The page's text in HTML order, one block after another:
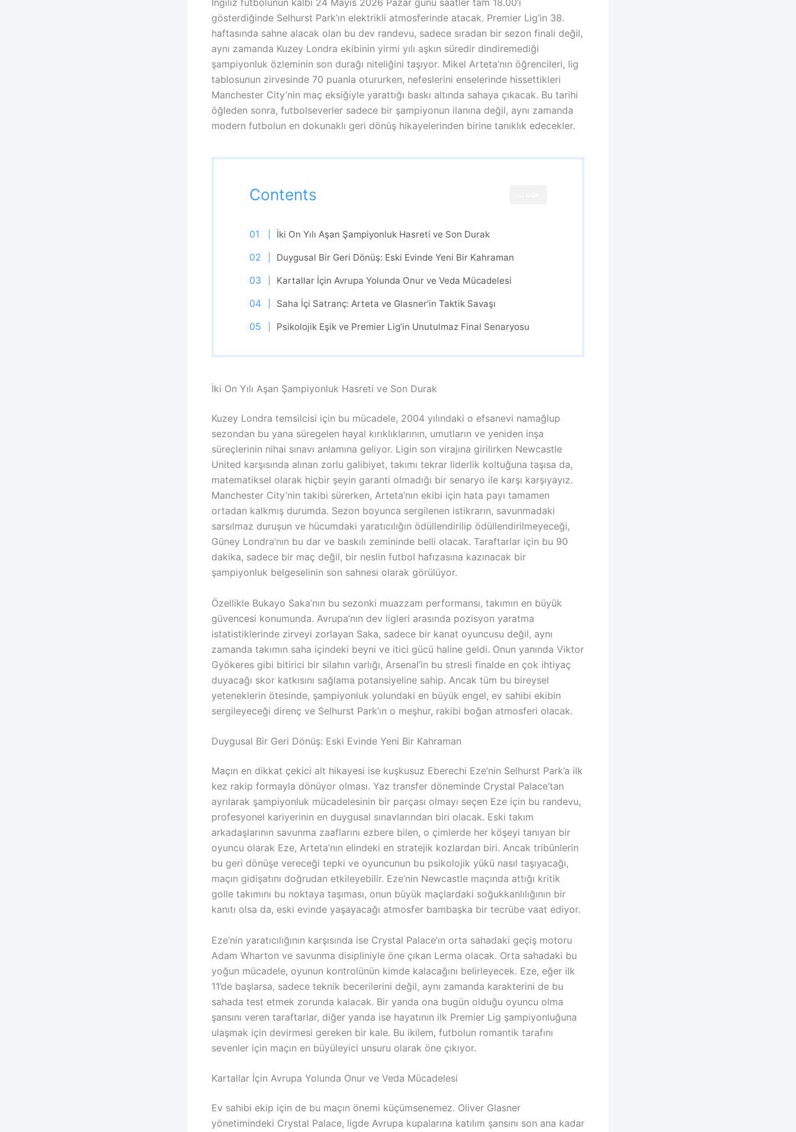
İngiliz futbolunun kalbi 24 Mayıs 2026 Pazar günü saatler tam 18.00’i
gösterdiğinde Selhurst Park’ın elektrikli atmosferinde atacak. Premier Lig’in 38.
haftasında sahne alacak olan bu dev randevu, sadece sıradan bir sezon finali değil,
aynı zamanda Kuzey Londra ekibinin yirmi yılı aşkın süredir dindiremediği
şampiyonluk özleminin son durağı niteliğini taşıyor. Mikel Arteta’nın öğrencileri, lig
tablosunun zirvesinde 70 puanla otururken, nefeslerini enselerinde hissettikleri
Manchester City’nin maç eksiğiyle yarattığı baskı altında sahaya çıkacak. Bu tarihi
öğleden sonra, futbolseverler sadece bir şampiyonun ilanına değil, aynı zamanda
modern futbolun en dokunaklı geri dönüş hikayelerinden birine tanıklık edecekler.
Contents
İki On Yılı Aşan Şampiyonluk Hasreti ve Son Durak
Duygusal Bir Geri Dönüş: Eski Evinde Yeni Bir Kahraman
Kartallar İçin Avrupa Yolunda Onur ve Veda Mücadelesi
Saha İçi Satranç: Arteta ve Glasner’in Taktik Savaşı
Psikolojik Eşik ve Premier Lig’in Unutulmaz Final Senaryosu
İki On Yılı Aşan Şampiyonluk Hasreti ve Son Durak
Kuzey Londra temsilcisi için bu mücadele, 2004 yılındaki o efsanevi namağlup
sezondan bu yana süregelen hayal kırıklıklarının, umutların ve yeniden inşa
süreçlerinin nihai sınavı anlamına geliyor. Ligin son virajına girilirken Newcastle
United karşısında alınan zorlu galibiyet, takımı tekrar liderlik koltuğuna taşısa da,
matematiksel olarak hiçbir şeyin garanti olmadığı bir senaryo ile karşı karşıyayız.
Manchester City’nin takibi sürerken, Arteta’nın ekibi için hata payı tamamen
ortadan kalkmış durumda. Sezon boyunca sergilenen istikrarın, savunmadaki
sarsılmaz duruşun ve hücumdaki yaratıcılığın ödüllendirilip ödüllendirilmeyeceği,
Güney Londra’nın bu dar ve baskılı zemininde belli olacak. Taraftarlar için bu 90
dakika, sadece bir maç değil, bir neslin futbol hafızasına kazınacak bir
şampiyonluk belgeselinin son sahnesi olarak görülüyor.
Özellikle Bukayo Saka’nın bu sezonki muazzam performansı, takımın en büyük
güvencesi konumunda. Avrupa’nın dev ligleri arasında pozisyon yaratma
istatistiklerinde zirveyi zorlayan Saka, sadece bir kanat oyuncusu değil, aynı
zamanda takımın saha içindeki beyni ve itici gücü haline geldi. Onun yanında Viktor
Gyökeres gibi bitirici bir silahın varlığı, Arsenal’in bu stresli finalde en çok ihtiyaç
duyacağı skor katkısını sağlama potansiyeline sahip. Ancak tüm bu bireysel
yeteneklerin ötesinde, şampiyonluk yolundaki en büyük engel, ev sahibi ekibin
sergileyeceği direnç ve Selhurst Park’ın o meşhur, rakibi boğan atmosferi olacak.
Duygusal Bir Geri Dönüş: Eski Evinde Yeni Bir Kahraman
Maçın en dikkat çekici alt hikayesi ise kuşkusuz Eberechi Eze’nin Selhurst Park’a ilk
kez rakip formayla dönüyor olması. Yaz transfer döneminde Crystal Palace’tan
ayrılarak şampiyonluk mücadelesinin bir parçası olmayı seçen Eze için bu randevu,
profesyonel kariyerinin en duygusal sınavlarından biri olacak. Eski takım
arkadaşlarının savunma zaaflarını ezbere bilen, o çimlerde her köşeyi tanıyan bir
oyuncu olarak Eze, Arteta’nın elindeki en stratejik kozlardan biri. Ancak tribünlerin
bu geri dönüşe vereceği tepki ve oyuncunun bu psikolojik yükü nasıl taşıyacağı,
maçın gidişatını doğrudan etkileyebilir. Eze’nin Newcastle maçında attığı kritik
golle takımını bu noktaya taşıması, onun büyük maçlardaki soğukkanlılığının bir
kanıtı olsa da, eski evinde yaşayacağı atmosfer bambaşka bir tecrübe vaat ediyor.
Eze’nin yaratıcılığının karşısında ise Crystal Palace’ın orta sahadaki geçiş motoru
Adam Wharton ve savunma disipliniyle öne çıkan Lerma olacak. Orta sahadaki bu
yoğun mücadele, oyunun kontrolünün kimde kalacağını belirleyecek. Eze, eğer ilk
11’de başlarsa, sadece teknik becerilerini değil, aynı zamanda karakterini de bu
sahada test etmek zorunda kalacak. Bir yanda ona bugün olduğu oyuncu olma
şansını veren taraftarlar, diğer yanda ise hayatının ilk Premier Lig şampiyonluğuna
ulaşmak için devirmesi gereken bir kale. Bu ikilem, futbolun romantik tarafını
sevenler için maçın en büyüleyici unsuru olarak öne çıkıyor.
Kartallar İçin Avrupa Yolunda Onur ve Veda Mücadelesi
Ev sahibi ekip için de bu maçın önemi küçümsenemez. Oliver Glasner
yönetimindeki Crystal Palace, ligde Avrupa kupalarına katılım şansını son ana kadar